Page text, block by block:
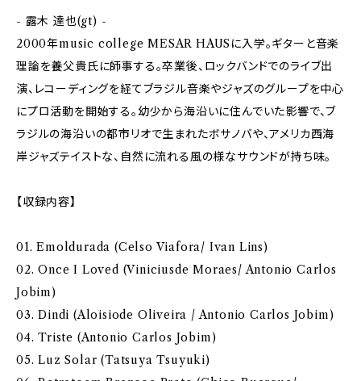
- 露木 達也(gt) -
2000年music college MESAR HAUSに入学。ギターと音楽
理論を養父貴氏に師事する。卒業後、ロックバンドでのライブ出
演、レコーディングを経てブラジル音楽やジャズのグループを中心
にプロ活動を開始する。幼少から海沿いに住んでいた影響で、ブ
ラジルの海沿いの都市リオで生まれたボサノバや、アメリカ西海
岸ジャズテイストな、自然に流れる風の様なサウンドが持ち味。
【収録内容】
01. Emoldurada (Celso Viafora/ Ivan Lins)
02. Once I Loved (Viniciusde Moraes/ Antonio Carlos
Jobim)
03. Dindi (Aloisiode Oliveira / Antonio Carlos Jobim)
04. Triste (Antonio Carlos Jobim)
05. Luz Solar (Tatsuya Tsuyuki)